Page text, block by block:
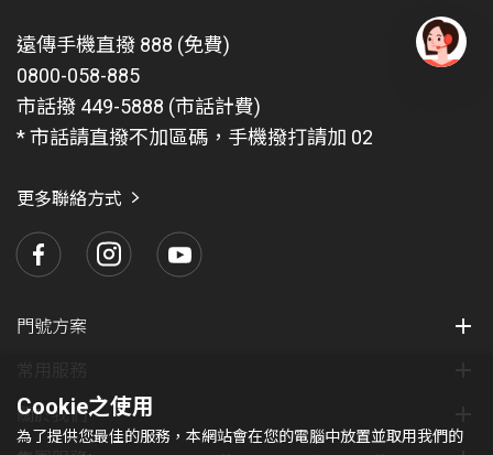
遠傳手機直撥 888 (免費)
0800-058-885
市話撥 449-5888 (市話計費)
* 市話請直撥不加區碼，手機撥打請加 02
更多聯絡方式
門號方案
關於我們
Cookie之使用
為了提供您最佳的服務，本網站會在您的電腦中放置並取用我們的